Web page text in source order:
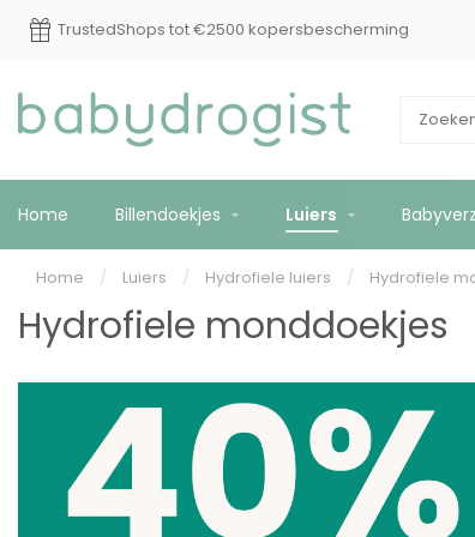
TrustedShops tot €2500 kopersbescherming
Home Billendoekjes Luiers
Home / Luiers / Hydrofiele luiers / Hydrofiele
Hydrofiele monddoekjes